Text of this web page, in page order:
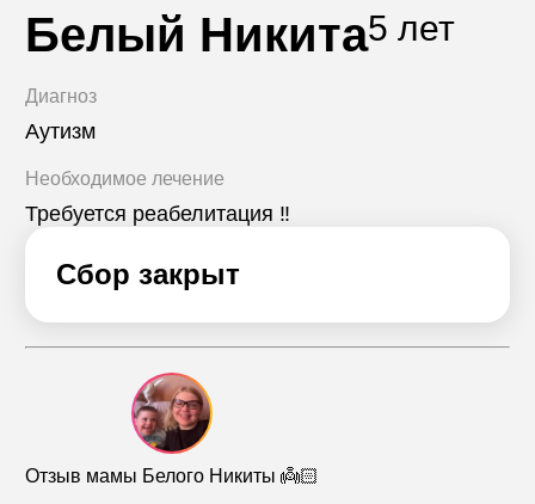
Белый Никита5 лет
Диагноз
Аутизм
Необходимое лечение
Требуется реабелитация ‼️
Сбор закрыт
Отзыв мамы Белого Никиты 👼🏻